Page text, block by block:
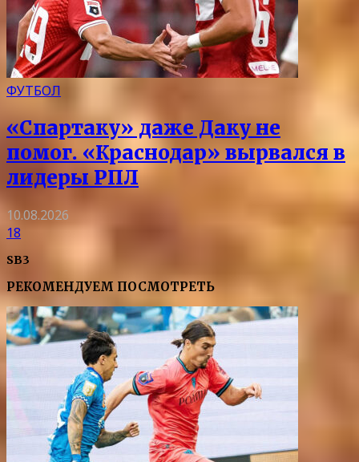
ФУТБОЛ
«Спартаку» даже Даку не
помог. «Краснодар» вырвался в
лидеры РПЛ
10.08.2026
18
SB3
РЕКОМЕНДУЕМ ПОСМОТРЕТЬ